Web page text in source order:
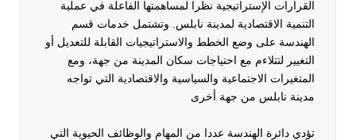
القرارات الإستراتيجية نظرا لمساهمتها الفاعلة في عملية
التنمية الاقتصادية لمدينة نابلس. وتشتمل خدمات قسم
الهندسة على وضع الخطط والاستراتيجيات القابلة للتعديل أو
التغيير لتتلاءم مع احتياجات سكان المدينة من جهة، ومع
المتغيرات الاجتماعية والسياسية والاقتصادية التي تواجه
مدينة نابلس من جهة أخرى
تؤدي دائرة الهندسة عددا من المهام والوظائف الحيوية التي